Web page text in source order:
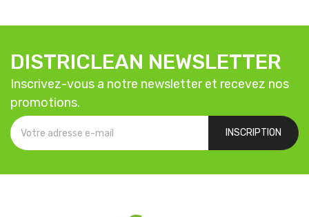
DISTRICLEAN NEWSLETTER
Inscrivez-vous a notre newsletter et recevez nos
promotions.
INSCRIPTION